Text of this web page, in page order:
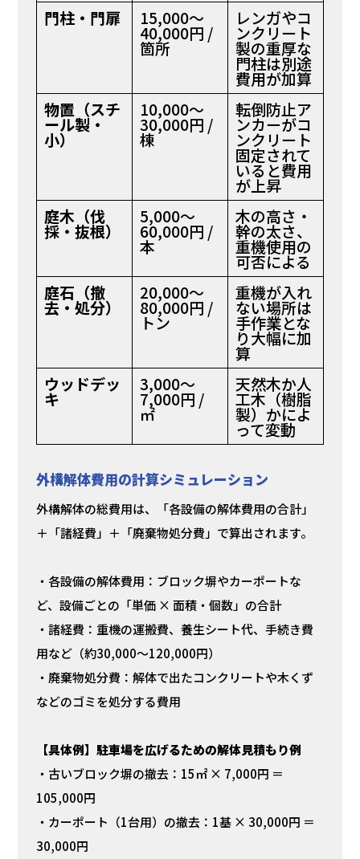
門柱・門扉
15,000〜
40,000円 /
箇所
レンガやコ
ンクリート
製の重厚な
門柱は別途
費用が加算
物置（スチ
ール製・
小）
10,000〜
30,000円 /
棟
転倒防止ア
ンカーがコ
ンクリート
固定されて
いると費用
が上昇
庭木（伐
採・抜根）
5,000〜
60,000円 /
本
木の高さ・
幹の太さ、
重機使用の
可否による
庭石（撤
去・処分）
20,000〜
80,000円 /
トン
重機が入れ
ない場所は
手作業とな
り大幅に加
算
ウッドデッ
キ
3,000〜
7,000円 /
㎡
天然木か人
工木（樹脂
製）かによ
って変動
外構解体費用の計算シミュレーション
外構解体の総費用は、「各設備の解体費用の合計」
＋「諸経費」＋「廃棄物処分費」で算出されます。
・各設備の解体費用：ブロック塀やカーポートな
ど、設備ごとの「単価 × 面積・個数」の合計
・諸経費：重機の運搬費、養生シート代、手続き費
用など（約30,000〜120,000円）
・廃棄物処分費：解体で出たコンクリートや木くず
などのゴミを処分する費用
【具体例】駐車場を広げるための解体見積もり例
・古いブロック塀の撤去：15㎡ × 7,000円 ＝
105,000円
・カーポート（1台用）の撤去：1基 × 30,000円 ＝
30,000円